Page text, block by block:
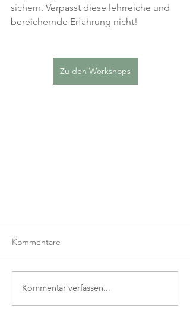
sichern. Verpasst diese lehrreiche und
bereichernde Erfahrung nicht!
Zu den Workshops
Kommentare
Kommentar verfassen...